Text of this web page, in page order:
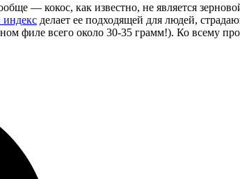
— кокос, как известно, не является
делает ее подходящей для людей,
филе всего около 30-35 грамм!). Ко всему